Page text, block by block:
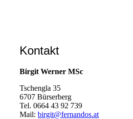
Kontakt
Birgit Werner MSc
Tschengla 35
6707 Bürserberg
Tel. 0664 43 92 739
Mail:birgit@fernandos.at